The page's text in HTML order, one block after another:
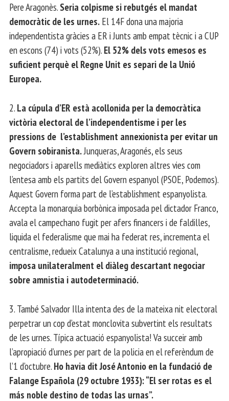
Pere Aragonès. Seria colpisme si rebutgés el mandat
democràtic de les urnes. El 14F dona una majoria
independentista gràcies a ER i Junts amb empat tècnic i a CUP
en escons (74) i vots (52%). El 52% dels vots emesos es
suficient perquè el Regne Unit es separi de la Unió
Europea.
2. La cúpula d’ER està acollonida per la democràtica
victòria electoral de l’independentisme i per les
pressions de l’establishment annexionista per evitar un
Govern sobiranista.Junqueras, Aragonés, els seus
negociadors i aparells mediàtics exploren altres vies com
l’entesa amb els partits del Govern espanyol (PSOE, Podemos).
Aquest Govern forma part de l’establishment espanyolista.
Accepta la monarquia borbònica imposada pel dictador Franco,
avala el campechano fugit per afers financers i de faldilles,
liquida el federalisme que mai ha federat res, incrementa el
centralisme, redueix Catalunya a una institució regional,
imposa unilateralment el diàleg descartant negociar
sobre amnistia i autodeterminació.
3. També Salvador Illa intenta des de la mateixa nit electoral
perpetrar un cop d’estat monclovita subvertint els resultats
de les urnes. Típica actuació espanyolista! Va succeir amb
l’apropiació d’urnes per part de la policia en el referèndum de
l’1 d’octubre. Ho havia dit José Antonio en la fundació de
Falange Española (29 octubre 1933): “El ser rotas es el
más noble destino de todas las urnas”.